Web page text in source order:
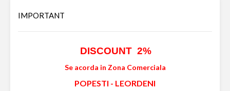
IMPORTANT
DISCOUNT 2%
Se acorda in Zona Comerciala
POPESTI - LEORDENI